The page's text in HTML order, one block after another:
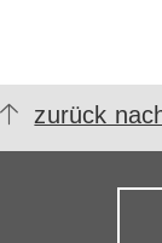
zurück